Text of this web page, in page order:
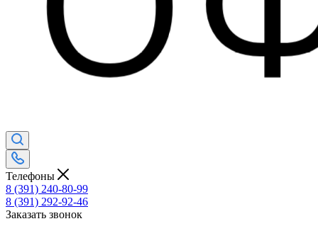
Телефоны
8 (391) 240-80-99
8 (391) 292-92-46
Заказать звонок